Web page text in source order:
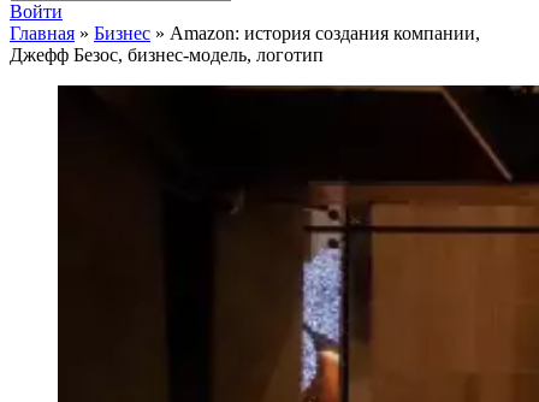
Войти
Главная » Бизнес » Amazon: история создания компании,
Джефф Безос, бизнес-модель, логотип